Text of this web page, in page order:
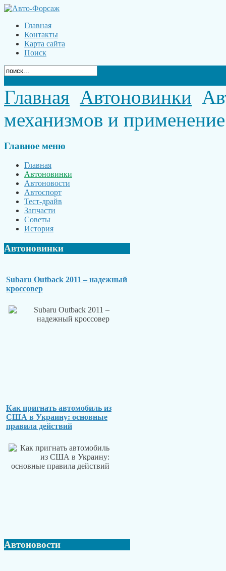
Главная
Контакты
Карта сайта
Поиск
Главная Автоновинки
механизмов и применение
Главное меню
Главная
Автоновинки
Автоновости
Автоспорт
Тест-драйв
Запчасти
Советы
История
Автоновинки
Subaru Outback 2011 – надежный
кроссовер
Как пригнать автомобиль из
США в Украину: основные
правила действий
Автоновости